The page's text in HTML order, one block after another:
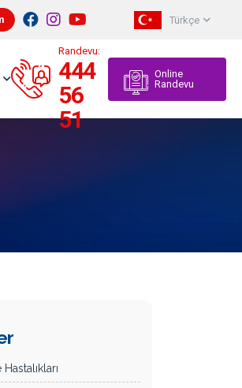
Türkçe
Randevu:
444
56
51
Online
Randevu